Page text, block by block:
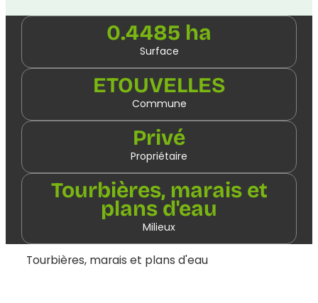
0.4485 ha
Surface
ETOUVELLES
Commune
Privé
Propriétaire
Tourbières, marais et
plans d'eau
Milieux
Tourbières, marais et plans d'eau